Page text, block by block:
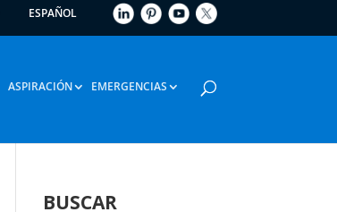
ESPAÑOL
ASPIRACIÓN EMERGENCIAS
BUSCAR